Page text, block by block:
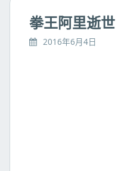
拳王阿里逝世
2016年6月4日